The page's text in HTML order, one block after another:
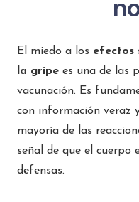
El miedo a los efectos
la gripe es una de las
vacunación. Es
con información veraz
mayoría de las
señal de que el
defensas.